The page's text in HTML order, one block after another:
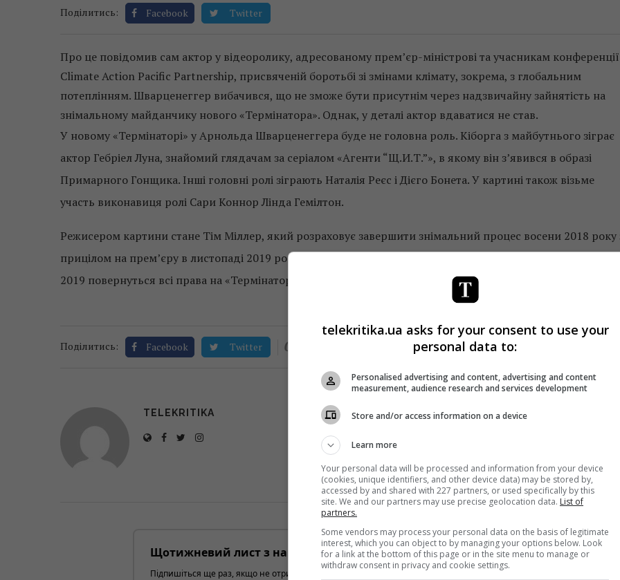
Поділитись: Facebook Twitter
Про це повідомив сам актор у відеоролику, адресованому прем’єр-міністрові та учасникам конференції
Climate Action Pacific Partnership, присвяченій боротьбі зі змінами клімату, зокрема, з глобальним
потеплінням. Шварценеггер вибачився, що не зможе бути присутнім через надзвичайну зайнятість на
знімальному майданчику нового «Термінатора». Однак, у деталі актор вдаватися не став.
У новому «Термінаторі» у Арнольда Шварценеггера буде не головна роль. Кіборга з майбутнього зіграє
актор Гебріел Луна, знайомий глядачам за серіалом «Агенти “Щ.И.Т.”», в якому він з’явився в образі
Примарного Гонщика. Інші головні ролі зіграють Наталія Реєс і Дієго Бонета. У картині також візьме
участь виконавиця ролі Сари Коннор Лінда Гемілтон.
Режисером картини стане Тім Міллер, який розраховує завершити знімальний процес восени 2018 року
прицілом на прем’єру в листопаді 2019 року. Творець перших двох фільмів Джеймс Кемерон, до якого в
2019 повернуться всі права на «Термінатора», бере участь у проекті тільки як продюсер.
Поділитись: Facebook Twitter 0
TELEKRITIKA
Щотижневий лист з найцікавішим. Пишемо з любов'ю !
Підпишіться ще раз, якщо не отримуєте від нас листи
telekritika.ua asks for your consent to use your
personal data to:
Personalised advertising and content, advertising and content
measurement, audience research and services development
Store and/or access information on a device
Learn more
Your personal data will be processed and information from your device
(cookies, unique identifiers, and other device data) may be stored by,
accessed by and shared with 227 partners, or used specifically by this
site. We and our partners may use precise geolocation data. List of
partners.
Some vendors may process your personal data on the basis of legitimate
interest, which you can object to by managing your options below. Look
for a link at the bottom of this page or in the site menu to manage or
withdraw consent in privacy and cookie settings.